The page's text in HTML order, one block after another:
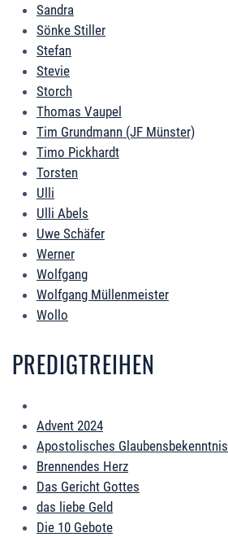
Sandra
Sönke Stiller
Stefan
Stevie
Storch
Thomas Vaupel
Tim Grundmann (JF Münster)
Timo Pickhardt
Torsten
Ulli
Ulli Abels
Uwe Schäfer
Werner
Wolfgang
Wolfgang Müllenmeister
Wollo
PREDIGTREIHEN
Advent 2024
Apostolisches Glaubensbekenntnis
Brennendes Herz
Das Gericht Gottes
das liebe Geld
Die 10 Gebote